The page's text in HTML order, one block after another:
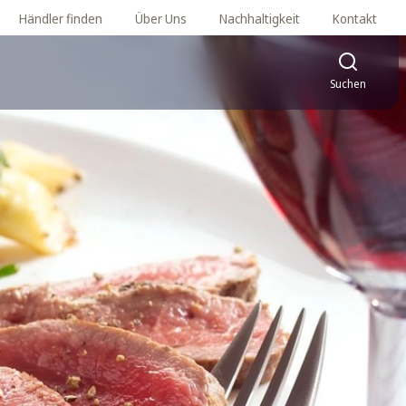
Händler finden Über Uns Nachhaltigkeit Kontakt
Suchen